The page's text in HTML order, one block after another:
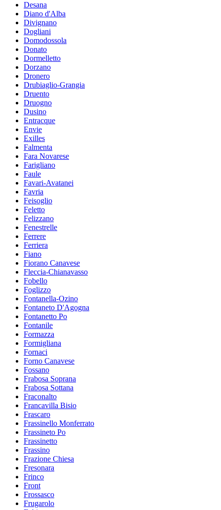
Desana
Diano d'Alba
Divignano
Dogliani
Domodossola
Donato
Dormelletto
Dorzano
Dronero
Drubiaglio-Grangia
Druento
Druogno
Dusino
Entracque
Envie
Exilles
Falmenta
Fara Novarese
Farigliano
Faule
Favari-Avatanei
Favria
Feisoglio
Feletto
Felizzano
Fenestrelle
Ferrere
Ferriera
Fiano
Fiorano Canavese
Fleccia-Chianavasso
Fobello
Foglizzo
Fontanella-Ozino
Fontaneto D'Agogna
Fontanetto Po
Fontanile
Formazza
Formigliana
Fornaci
Forno Canavese
Fossano
Frabosa Soprana
Frabosa Sottana
Fraconalto
Francavilla Bisio
Frascaro
Frassinello Monferrato
Frassineto Po
Frassinetto
Frassino
Frazione Chiesa
Fresonara
Frinco
Front
Frossasco
Frugarolo